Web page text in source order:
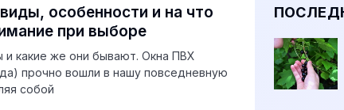
особенности и на что
при выборе
какие же они бывают. Окна ПВХ
прочно вошли в нашу повседневную
собой